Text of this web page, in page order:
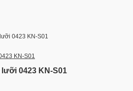
0423 KN-S01
0423 KN-S01